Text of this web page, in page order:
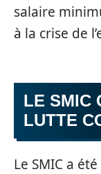
salaire
à la crise de
LE SMIC
LUTTE
Le SMIC a